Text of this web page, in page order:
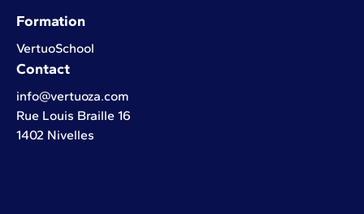
Formation
VertuoSchool
Contact
info@vertuoza.com
Rue Louis Braille 16
1402 Nivelles